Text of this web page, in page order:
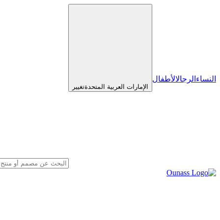
النساء الرجالالأطفال
الإمارات العربية المتحدةتغيير